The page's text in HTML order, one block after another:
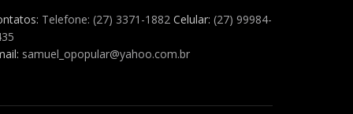
Telefone: (27) 3371-1882 Celular: (27) 99984-
samuel_opopular@yahoo.com.br